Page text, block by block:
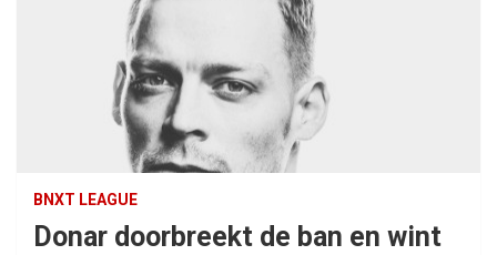
BNXT LEAGUE
Donar doorbreekt de ban en wint